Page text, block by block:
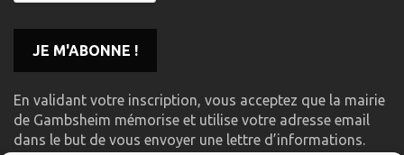
En validant votre inscription, vous acceptez que la mairie
de Gambsheim mémorise et utilise votre adresse email
dans le but de vous envoyer une lettre d’informations.